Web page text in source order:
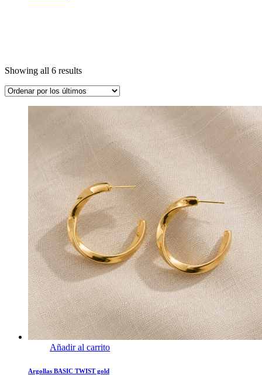
Showing all 6 results
Añadir al carrito
Argollas BASIC TWIST gold